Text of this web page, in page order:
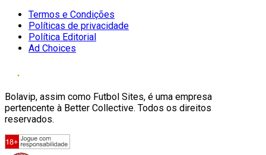
Termos e Condições
Políticas de privacidade
Política Editorial
Ad Choices
Bolavip, assim como Futbol Sites, é uma empresa
pertencente à Better Collective. Todos os direitos
reservados.